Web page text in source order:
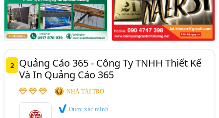
2
Quảng Cáo 365 - Công Ty TNHH Thiết Kế
Và In Quảng Cáo 365
NHÀ TÀI TRỢ
Được xác minh